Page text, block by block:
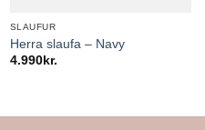
SLAUFUR
Herra slaufa – Navy
4.990kr.